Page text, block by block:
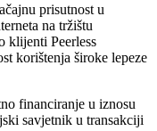
prisutnost u
na tržištu
klijenti Peerless
korištenja široke lepeze
financiranje u iznosu
savjetnik u transakciji